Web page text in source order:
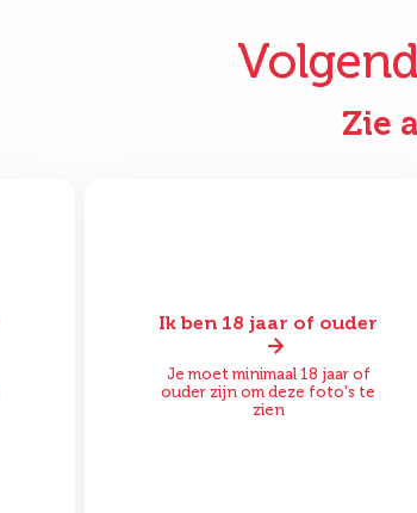
Zie
Ik ben 18 jaar of ouder
Je moet minimaal 18 jaar of
ouder zijn om deze foto's te
zien
Voor Na